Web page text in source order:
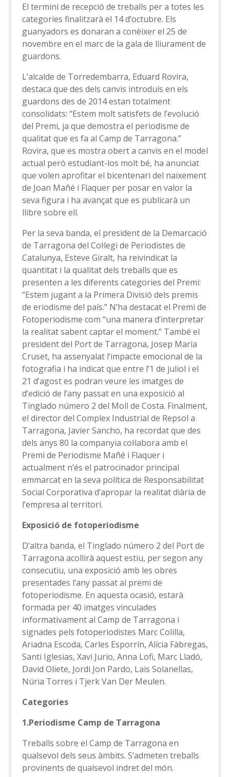
El termini de recepció de treballs per a totes les
categories finalitzarà el 14 d’octubre. Els
guanyadors es donaran a conèixer el 25 de
novembre en el marc de la gala de lliurament de
guardons.
L’alcalde de Torredembarra, Eduard Rovira,
destaca que des dels canvis introduís en els
guardons des de 2014 estan totalment
consolidats: “Estem molt satisfets de l’evolució
del Premi, ja que demostra el periodisme de
qualitat que es fa al Camp de Tarragona.”
Rovira, que es mostra obert a canvis en el model
actual però estudiant-los molt bé, ha anunciat
que volen aprofitar el bicentenari del naixement
de Joan Mañé i Flaquer per posar en valor la
seva figura i ha avançat que es publicarà un
llibre sobre ell.
Per la seva banda, el president de la Demarcació
de Tarragona del Col·legi de Periodistes de
Catalunya, Esteve Giralt, ha reivindicat la
quantitat i la qualitat dels treballs que es
presenten a les diferents categories del Premi:
“Estem jugant a la Primera Divisió dels premis
de eriodisme del país.” N’ha destacat el Premi de
Fotoperiodisme com “una manera d’interpretar
la realitat sabent captar el moment.” També el
president del Port de Tarragona, Josep Maria
Cruset, ha assenyalat l’impacte emocional de la
fotografia i ha indicat que entre l’1 de juliol i el
21 d’agost es podran veure les imatges de
d’edició de l’any passat en una exposició al
Tinglado número 2 del Moll de Costa. Finalment,
el director del Complex Industrial de Repsol a
Tarragona, Javier Sancho, ha recordat que des
dels anys 80 la companyia col·labora amb el
Premi de Periodisme Mañé i Flaquer i
actualment n’és el patrocinador principal
emmarcat en la seva política de Responsabilitat
Social Corporativa d’apropar la realitat diària de
l’empresa al territori.
Exposició de fotoperiodisme
D’altra banda, el Tinglado número 2 del Port de
Tarragona acollirà aquest estiu, per segon any
consecutiu, una exposició amb les obres
presentades l’any passat al premi de
fotoperiodisme. En aquesta ocasió, estarà
formada per 40 imatges vinculades
informativament al Camp de Tarragona i
signades pels fotoperiodistes Marc Colilla,
Ariadna Escoda, Carles Esporrín, Alícia Fàbregas,
Santi Iglesias, Xavi Jurio, Anna Lofi, Marc Lladó,
David Oliete, Jordi Jon Pardo, Lais Solanellas,
Núria Torres i Tjerk Van Der Meulen.
Categories
1.Periodisme Camp de Tarragona
Treballs sobre el Camp de Tarragona en
qualsevol dels seus àmbits. S’admeten treballs
provinents de qualsevol indret del món.